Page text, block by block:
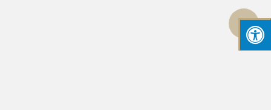
גלילה
לראש